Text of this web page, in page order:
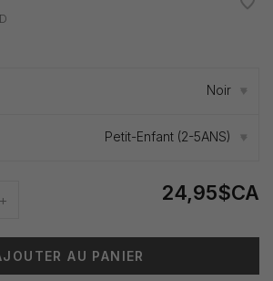
Noir ▾
Petit-Enfant (2-5ANS) ▾
+ 24,95$CA
AU PANIER